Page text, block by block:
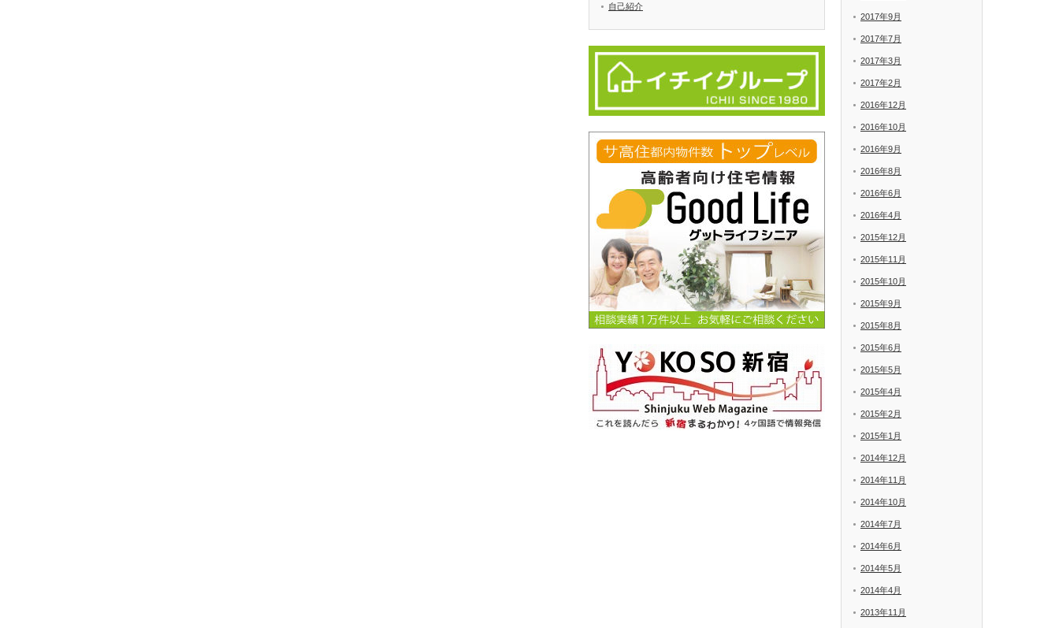
自己紹介
2017年9月
2017年7月
2017年3月
2017年2月
2016年12月
2016年10月
2016年9月
2016年8月
2016年6月
2016年4月
2015年12月
2015年11月
2015年10月
2015年9月
2015年8月
2015年6月
2015年5月
2015年4月
2015年2月
2015年1月
2014年12月
2014年11月
2014年10月
2014年7月
2014年6月
2014年5月
2014年4月
2013年11月